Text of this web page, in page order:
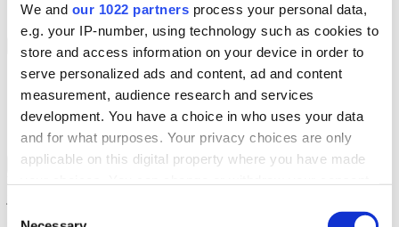
We and our 1022 partners process your personal data,
e.g. your IP-number, using technology such as cookies to
store and access information on your device in order to
serve personalized ads and content, ad and content
measurement, audience research and services
development. You have a choice in who uses your data
and for what purposes. Your privacy choices are only
applicable on this digital property where you have made
the Privacy trigger icon.
Consent
Contact
Back to Menu Branches
Groothandel
Automotive
Verhuur
Field Service
Back to Branches
Groothandel Overzicht
Vergroot je ordercapaciteit en verhoog de klanttevredenheid terwijl